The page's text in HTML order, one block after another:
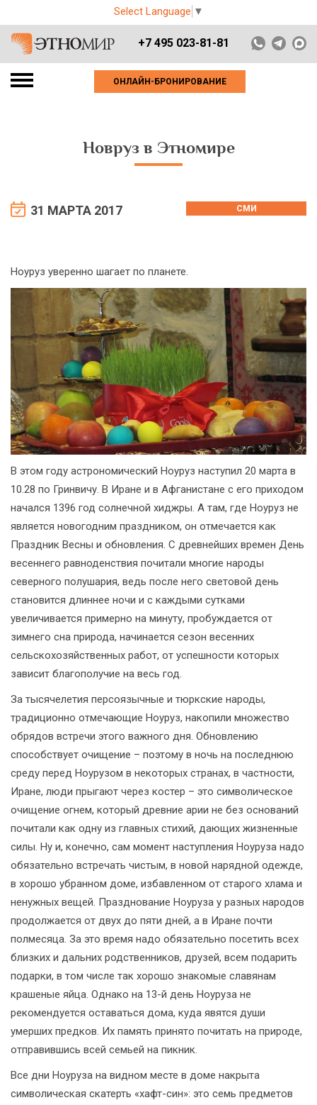
Select Language ▼
+7 495 023-81-81
ОНЛАЙН-БРОНИРОВАНИЕ
Новруз в Этномире
31 МАРТА 2017 СМИ
Ноуруз уверенно шагает по планете.
В этом году астрономический Ноуруз наступил 20 марта в
10.28 по Гринвичу. В Иране и в Афганистане с его приходом
начался 1396 год солнечной хиджры. А там, где Ноуруз не
является новогодним праздником, он отмечается как
Праздник Весны и обновления. С древнейших времен День
весеннего равноденствия почитали многие народы
северного полушария, ведь после него световой день
становится длиннее ночи и с каждыми сутками
увеличивается примерно на минуту, пробуждается от
зимнего сна природа, начинается сезон весенних
сельскохозяйственных работ, от успешности которых
зависит благополучие на весь год.
За тысячелетия персоязычные и тюркские народы,
традиционно отмечающие Ноуруз, накопили множество
обрядов встречи этого важного дня. Обновлению
способствует очищение – поэтому в ночь на последнюю
среду перед Ноурузом в некоторых странах, в частности,
Иране, люди прыгают через костер – это символическое
очищение огнем, который древние арии не без оснований
почитали как одну из главных стихий, дающих жизненные
силы. Ну и, конечно, сам момент наступления Ноуруза надо
обязательно встречать чистым, в новой нарядной одежде,
в хорошо убранном доме, избавленном от старого хлама и
ненужных вещей. Празднование Ноуруза у разных народов
продолжается от двух до пяти дней, а в Иране почти
полмесяца. За это время надо обязательно посетить всех
близких и дальних родственников, друзей, всем подарить
подарки, в том числе так хорошо знакомые славянам
крашеные яйца. Однако на 13-й день Ноуруза не
рекомендуется оставаться дома, куда явятся души
умерших предков. Их память принято почитать на природе,
отправившись всей семьей на пикник.
Все дни Ноуруза на видном месте в доме накрыта
символическая скатерть «хафт-син»: это семь предметов